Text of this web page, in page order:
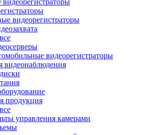
видеорегистраторы
видеорегистраторы
видеонаблюдения
продукция
управления камерами